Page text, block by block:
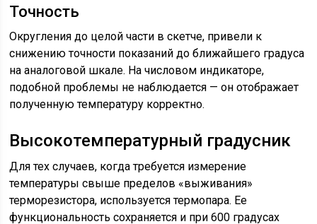
Точность
Округления до целой части в скетче, привели к
снижению точности показаний до ближайшего градуса
на аналоговой шкале. На числовом индикаторе,
подобной проблемы не наблюдается — он отображает
полученную температуру корректно.
Высокотемпературный градусник
Для тех случаев, когда требуется измерение
температуры свыше пределов «выживания»
терморезистора, используется термопара. Ее
функциональность сохраняется и при 600 градусах